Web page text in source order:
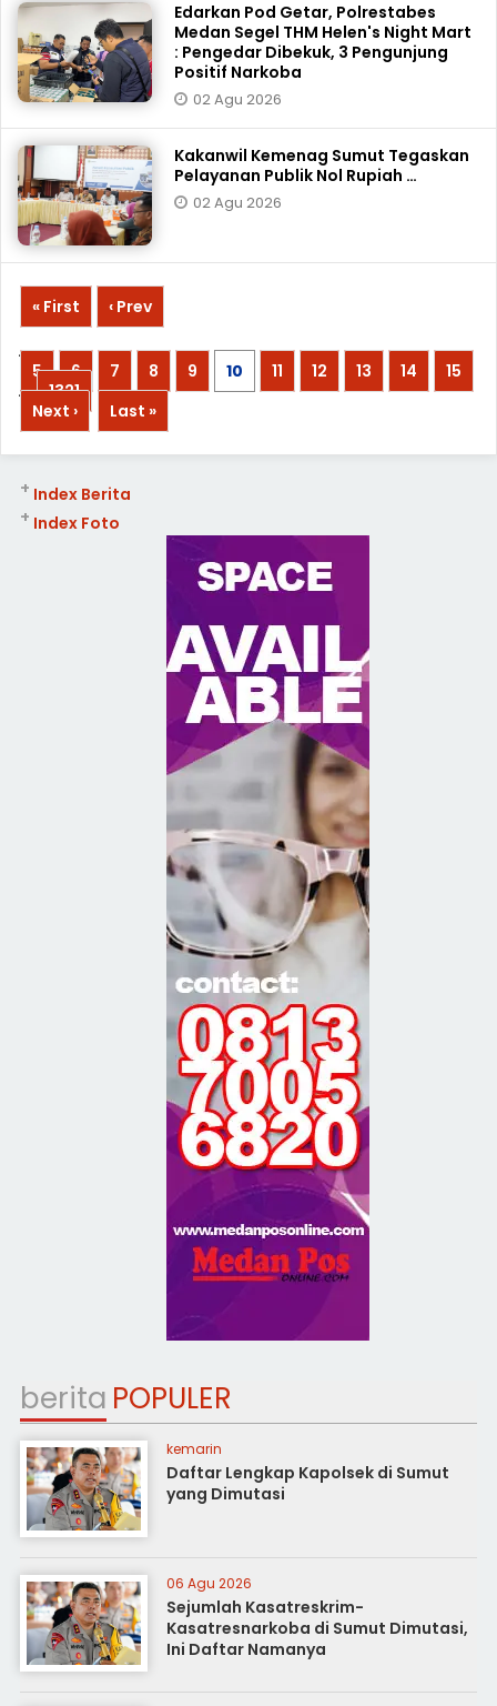
Edarkan Pod Getar, Polrestabes
Medan Segel THM Helen's Night Mart
: Pengedar Dibekuk, 3 Pengunjung
Positif Narkoba
02 Agu 2026
Kakanwil Kemenag Sumut Tegaskan
Pelayanan Publik Nol Rupiah …
02 Agu 2026
« First
‹ Prev
...
5
6 7 8 9 10 11 12 13 14
15
...
1321
Next ›
Last »
Index Berita
+
Index Foto
+
berita POPULER
kemarin
Daftar Lengkap Kapolsek di Sumut
yang Dimutasi
06 Agu 2026
Sejumlah Kasatreskrim-
Kasatresnarkoba di Sumut Dimutasi,
Ini Daftar Namanya